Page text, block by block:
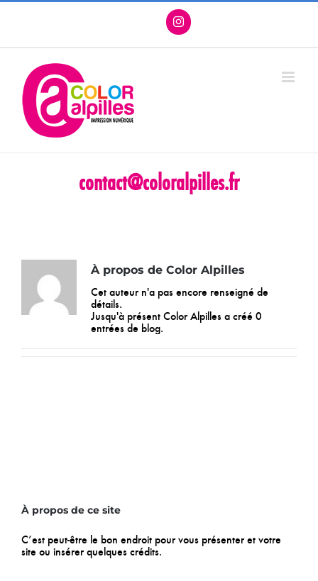
Passer
contact@coloralpilles.fr
À propos de Color Alpilles
Cet auteur n'a pas encore renseigné de
détails.
Jusqu'à présent Color Alpilles a créé 0
entrées de blog.
À propos de ce site
C’est peut-être le bon endroit pour vous présenter et votre
site ou insérer quelques crédits.